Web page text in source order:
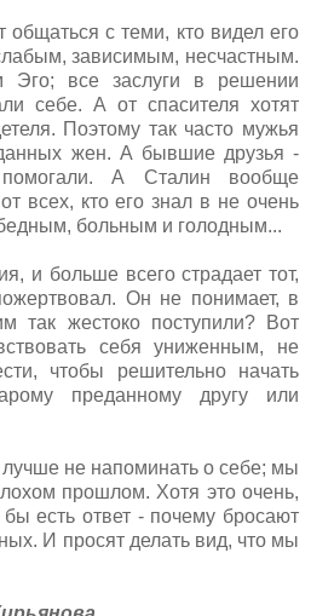
общаться с теми, кто видел его
зависимым, несчастным.
все заслуги в решении
себе. А от спасителя хотят
Поэтому так часто мужья
жен. А бывшие друзья -
А Сталин вообще
всех, кто его знал в не очень
больным и голодным...
и больше всего страдает тот,
Он не понимает, в
так жестоко поступили? Вот
себя униженным, не
чтобы решительно начать
преданному другу или
не напоминать о себе; мы
прошлом. Хотя это очень,
есть ответ - почему бросают
И просят делать вид, что мы